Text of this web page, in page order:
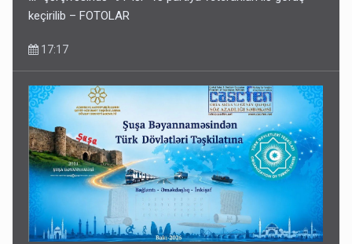
keçirilib – FOTOLAR
17:17